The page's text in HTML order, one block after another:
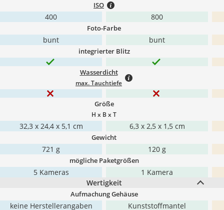
ISO
400 800
Foto-Farbe
bunt bunt
integrierter Blitz
Wasserdicht
max. Tauchtiefe
Größe
H x B x T
‎32,3 x 24,4 x 5,1 cm ‎6,3 x 2,5 x 1,5 cm
Gewicht
721 g 120 g
mögliche Paketgrößen
5 Kameras
1 Kamera
Wertigkeit
Aufmachung Gehäuse
keine Herstellerangaben Kunststoffmantel